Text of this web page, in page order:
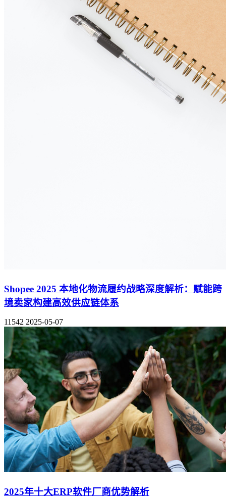
Shopee 2025 本地化物流履约战略深度解析：赋能跨
境卖家构建高效供应链体系
11542 2025-05-07
2025年十大ERP软件厂商优势解析